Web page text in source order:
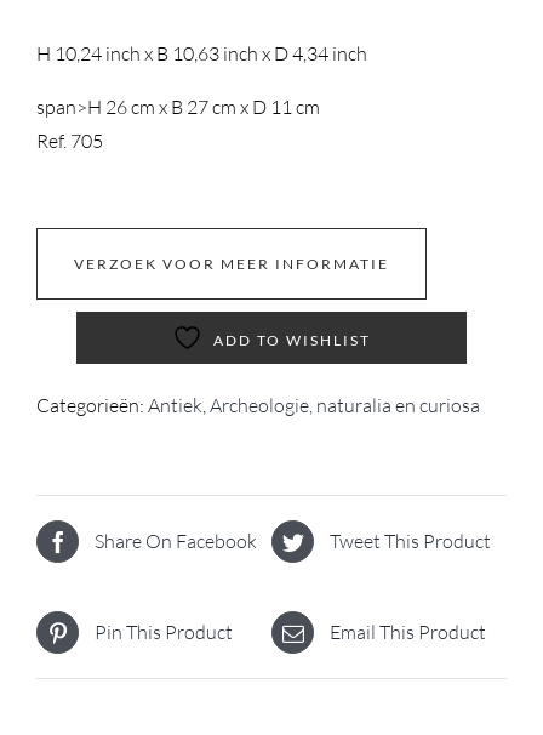
H 10,24 inch x B 10,63 inch x D 4,34 inch
span>H 26 cm x B 27 cm x D 11 cm
Ref. 705
VERZOEK VOOR MEER INFORMATIE
ADD TO WISHLIST
Categorieën: Antiek Archeologie, naturalia en curiosa
Share On Facebook Tweet This Product
Pin This Product Email This Product